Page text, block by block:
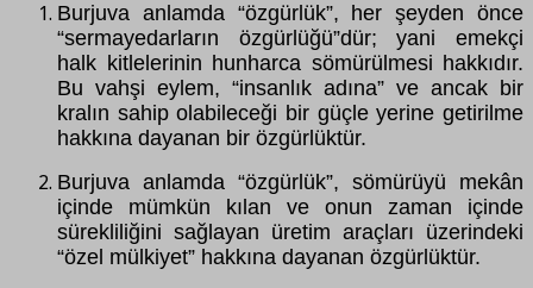
Burjuva anlamda “özgürlük”, her şeyden önce
“sermayedarların özgürlüğü”dür; yani emekçi
halk kitlelerinin hunharca sömürülmesi hakkıdır.
Bu vahşi eylem, “insanlık adına” ve ancak bir
kralın sahip olabileceği bir güçle yerine getirilme
hakkına dayanan bir özgürlüktür.
Burjuva anlamda “özgürlük”, sömürüyü mekân
içinde mümkün kılan ve onun zaman içinde
sürekliliğini sağlayan üretim araçları üzerindeki
“özel mülkiyet” hakkına dayanan özgürlüktür.